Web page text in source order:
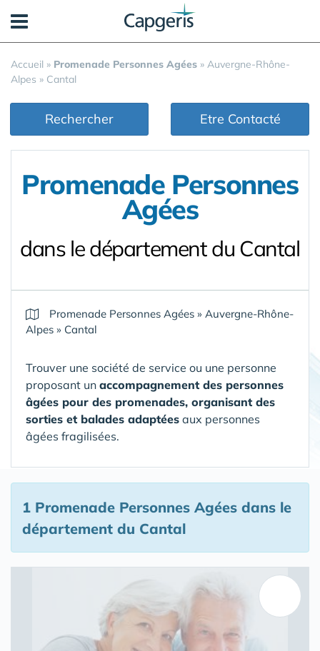
Accueil » Promenade Personnes Agées » Auvergne-Rhône-
Alpes » Cantal
Rechercher Etre Contacté
Promenade Personnes
Agées
dans le département du Cantal
Promenade Personnes Agées » Auvergne-Rhône-
Alpes » Cantal
Trouver une société de service ou une personne
proposant un accompagnement des personnes
âgées pour des promenades, organisant des
sorties et balades adaptées aux personnes
âgées fragilisées.
1 Promenade Personnes Agées dans le
département du Cantal